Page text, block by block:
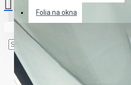
Folia na okna
Twój koszyk zakupów jest pusty!